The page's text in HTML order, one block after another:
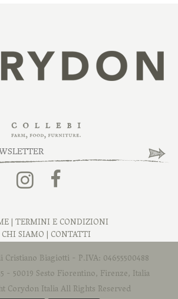
|TERMINI E CONDIZIONI
CHI SIAMO| CONTATTI
Biagiotti - P.IVA: 04655500488
- 50019 Sesto Fiorentino, Firenze, Italia
Corydon Italia All Rights Reserved